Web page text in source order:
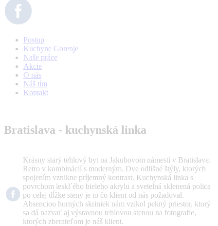
Postup
Kuchyne Gorenje
Naše práce
Akcie
O nás
Náš tím
Kontakt
Bratislava - kuchynská linka
Krásny starý tehlový byt na Jakubovom námestí v Bratislave.
Retro v kombinácií s moderným. Dve odlišné štýly, ktorých
spojením vznikne príjemný kontrast. Kuchynská linka s
povrchom leskl´ého bieleho akrylu a svetelná sklenená polica
po celej dĺžke steny je to čo klient od nás požadoval.
Absenciou horných skriniek nám vzikol pekný priestor, ktorý
sa dá nazvať aj výstavnou tehlovou stenou na fotografie,
ktorých zberateľom je náš klient.